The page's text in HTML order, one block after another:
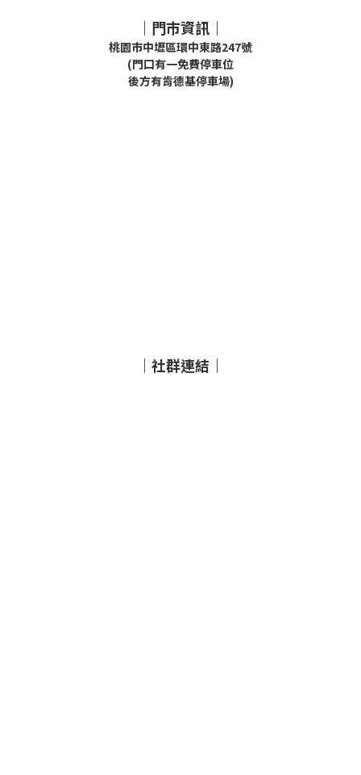
｜門市資訊｜
桃園市中壢區環中東路247號
(門口有一免費停車位
後方有肯德基停車場)
｜社群連結｜